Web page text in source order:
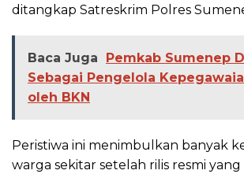
ditangkap Satreskrim Polres
Baca Juga
Pemkab Sumenep
Sebagai Pengelola
oleh BKN
Peristiwa ini menimbulkan banyak
warga sekitar setelah rilis resmi